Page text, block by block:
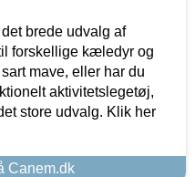
brede udvalg af
forskellige kæledyr og
mave, eller har du
aktivitetslegetøj,
store udvalg. Klik her
Canem.dk